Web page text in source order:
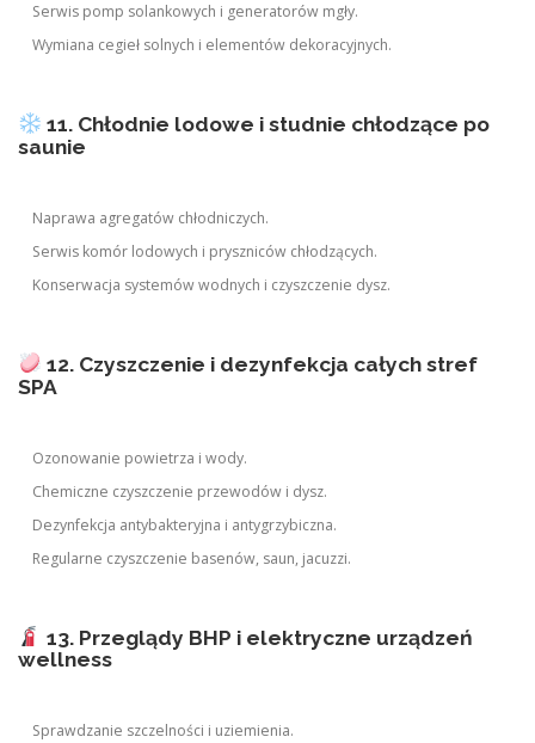
Serwis pomp solankowych i generatorów mgły.
Wymiana cegieł solnych i elementów dekoracyjnych.
11. Chłodnie lodowe i studnie chłodzące po
saunie
Naprawa agregatów chłodniczych.
Serwis komór lodowych i pryszniców chłodzących.
Konserwacja systemów wodnych i czyszczenie dysz.
12. Czyszczenie i dezynfekcja całych stref
SPA
Ozonowanie powietrza i wody.
Chemiczne czyszczenie przewodów i dysz.
Dezynfekcja antybakteryjna i antygrzybiczna.
Regularne czyszczenie basenów, saun, jacuzzi.
13. Przeglądy BHP i elektryczne urządzeń
wellness
Sprawdzanie szczelności i uziemienia.